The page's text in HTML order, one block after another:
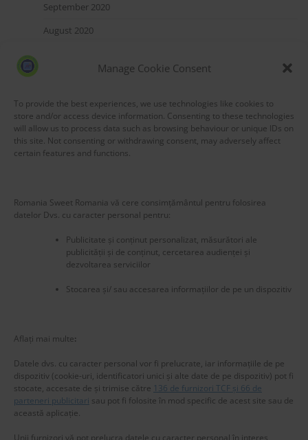
Manage Cookie Consent
To provide the best experiences, we use technologies like cookies to
store and/or access device information. Consenting to these technologies
will allow us to process data such as browsing behaviour or unique IDs on
this site. Not consenting or withdrawing consent, may adversely affect
certain features and functions.
Romania Sweet Romania vă cere consimțământul pentru folosirea
datelor Dvs. cu caracter personal pentru:
Publicitate și conținut personalizat, măsurători ale
publicității și de conținut, cercetarea audienței și
dezvoltarea serviciilor
Stocarea și/ sau accesarea informațiilor de pe un dispozitiv
Aflați mai multe:
Datele dvs. cu caracter personal vor fi prelucrate, iar informațiile de pe
dispozitiv (cookie-uri, identificatori unici și alte date de pe dispozitiv) pot fi
stocate, accesate de și trimise către 136 de furnizori TCF și 66 de
parteneri publicitari sau pot fi folosite în mod specific de acest site sau de
această aplicație.
Unii furnizori vă pot prelucra datele cu caracter personal în interes
September 2020
August 2020
March 2020
Blog Stats
53,177 hits